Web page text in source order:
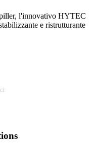
l'innovativo HYTEC
e ristrutturante